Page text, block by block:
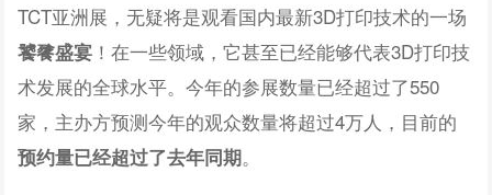
TCT亚洲展，无疑将是观看国内最新3D打印技术的一场
饕餮盛宴 ！在一些领域，它甚至已经能够代表3D打印技
术发展的全球水平。今年的参展数量已经超过了550
家，主办方预测今年的观众数量将超过4万人，目前的
预约量已经超过了去年同期。